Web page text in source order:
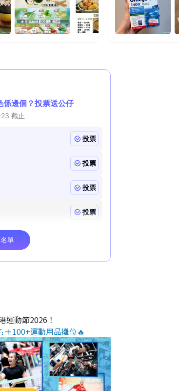
運動節2026！
100+運動用品攤位🔥